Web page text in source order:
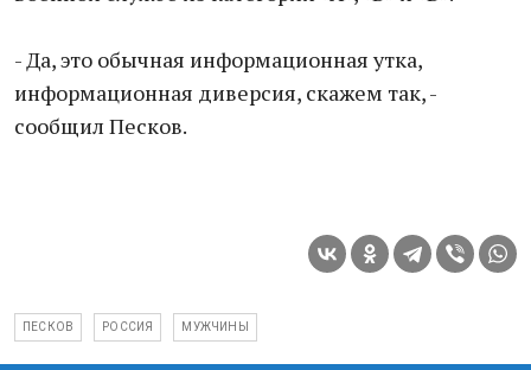
- Да, это обычная информационная утка,
информационная диверсия, скажем так, -
сообщил Песков.
ПЕСКОВ РОССИЯ МУЖЧИНЫ